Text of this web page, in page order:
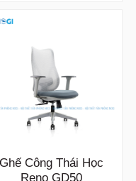
Ghế Công Thái Học
Reno GD50